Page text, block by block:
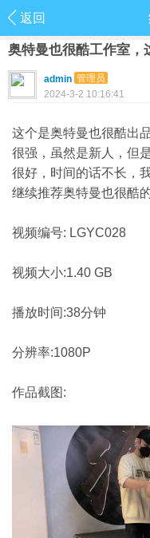
返回
奥特曼也很酷工作室，
admin 管理员
2024-3-2 10:16:41
这个是奥特曼也很酷出
很强，虽然是新人，但
很好，时间的话不长，
继续推荐奥特曼也很酷
视频编号: LGYC028
视频大小:1.40 GB
播放时间:38分钟
分辨率:1080P
作品截图: